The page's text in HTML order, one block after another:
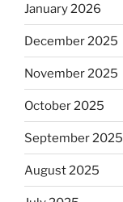
January 2026
December 2025
November 2025
October 2025
September 2025
August 2025